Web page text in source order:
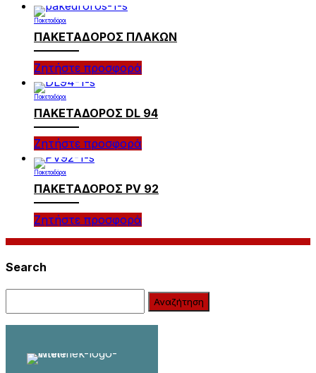
Πακεταδόροι
ΠΑΚΕΤΑΔOΡΟΣ ΠΛΑΚΩΝ
Ζητήστε προσφορά
Πακεταδόροι
ΠΑΚΕΤΑΔΟΡΟΣ DL 94
Ζητήστε προσφορά
Πακεταδόροι
ΠΑΚΕΤΑΔΟΡΟΣ PV 92
Ζητήστε προσφορά
Search